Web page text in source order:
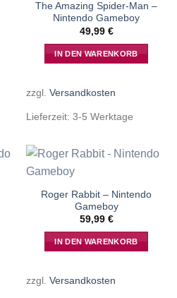
The Amazing Spider-Man –
Nintendo Gameboy
49,99 €
IN DEN WARENKORB
zzgl. Versandkosten
Lieferzeit: 3-5 Werktage
Roger Rabbit – Nintendo
Gameboy
59,99 €
IN DEN WARENKORB
zzgl. Versandkosten